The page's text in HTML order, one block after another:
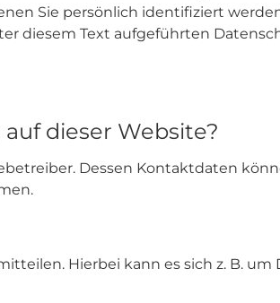
Sie persönlich identifiziert
diesem Text aufgeführten
dieser Website?
Dessen Kontaktdaten
Hierbei kann es sich z. B. um